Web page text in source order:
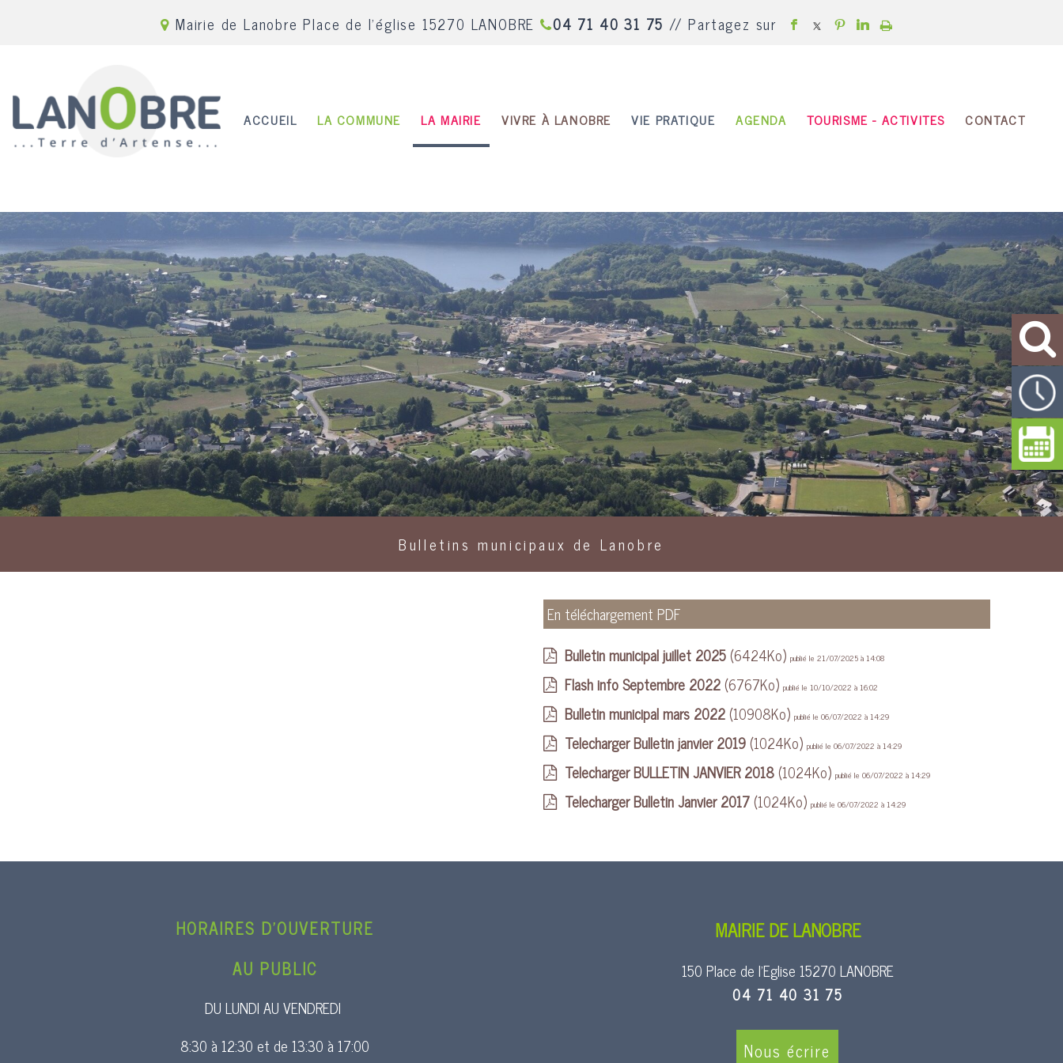
Mairie de Lanobre Place de l'église 15270 LANOBRE 04 71 40 31 75 // Partagez sur
ACCUEIL LA COMMUNE LA MAIRIE VIVRE À LANOBRE VIE PRATIQUE AGENDA TOURISME - ACTIVITES CONTACT
Bulletins municipaux de Lanobre
En téléchargement PDF
Bulletin municipal juillet 2025(6424Ko) publié le 21/07/2025 à 14:08
Flash info Septembre 2022(6767Ko) publié le 10/10/2022 à 16:02
Bulletin municipal mars 2022(10908Ko) publié le 06/07/2022 à 14:29
Telecharger Bulletin janvier 2019(1024Ko) publié le 06/07/2022 à 14:29
Telecharger BULLETIN JANVIER 2018(1024Ko) publié le 06/07/2022 à 14:29
Telecharger Bulletin Janvier 2017(1024Ko) publié le 06/07/2022 à 14:29
HORAIRES D’OUVERTURE
AU PUBLIC
DU LUNDI AU VENDREDI
8:30 à 12:30 et de 13:30 à 17:00
MAIRIE DE LANOBRE
150 Place de l’Eglise 15270 LANOBRE
04 71 40 31 75
Nous écrire